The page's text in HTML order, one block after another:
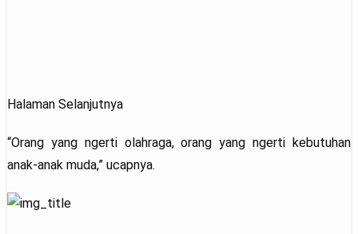
Halaman Selanjutnya
“Orang yang ngerti olahraga, orang yang ngerti kebutuhan
anak-anak muda,” ucapnya.